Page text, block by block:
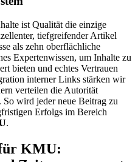
ist Qualität die einzige
tiefgreifender Artikel
als zehn oberflächliche
Expertenwissen, um Inhalte zu
bieten und echtes Vertrauen
interner Links stärken wir
verteilen die Autorität
wird jeder neue Beitrag zu
Erfolgs im Bereich
.
KMU: